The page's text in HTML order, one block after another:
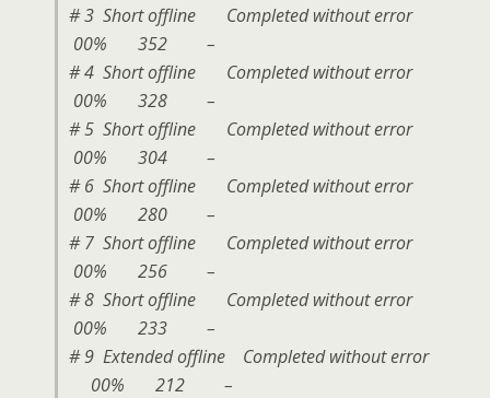
# 3 Short offline Completed without error
00% 352 –
# 4 Short offline Completed without error
00% 328 –
# 5 Short offline Completed without error
00% 304 –
# 6 Short offline Completed without error
00% 280 –
# 7 Short offline Completed without error
00% 256 –
# 8 Short offline Completed without error
00% 233 –
# 9 Extended offline Completed without error
00% 212 –